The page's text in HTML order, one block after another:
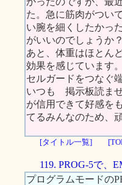
た。急に筋肉がつい
い腕を細くしたかっ
がいいのでしょうか？
あと、体重はほとん
効果を感じています
セルガードをつなぐ
いつも 掲示板読ま
が信用できて好感を
てるみんなのため、
[タイトル一覧]
119. PROG-5で、
プログラムモードの